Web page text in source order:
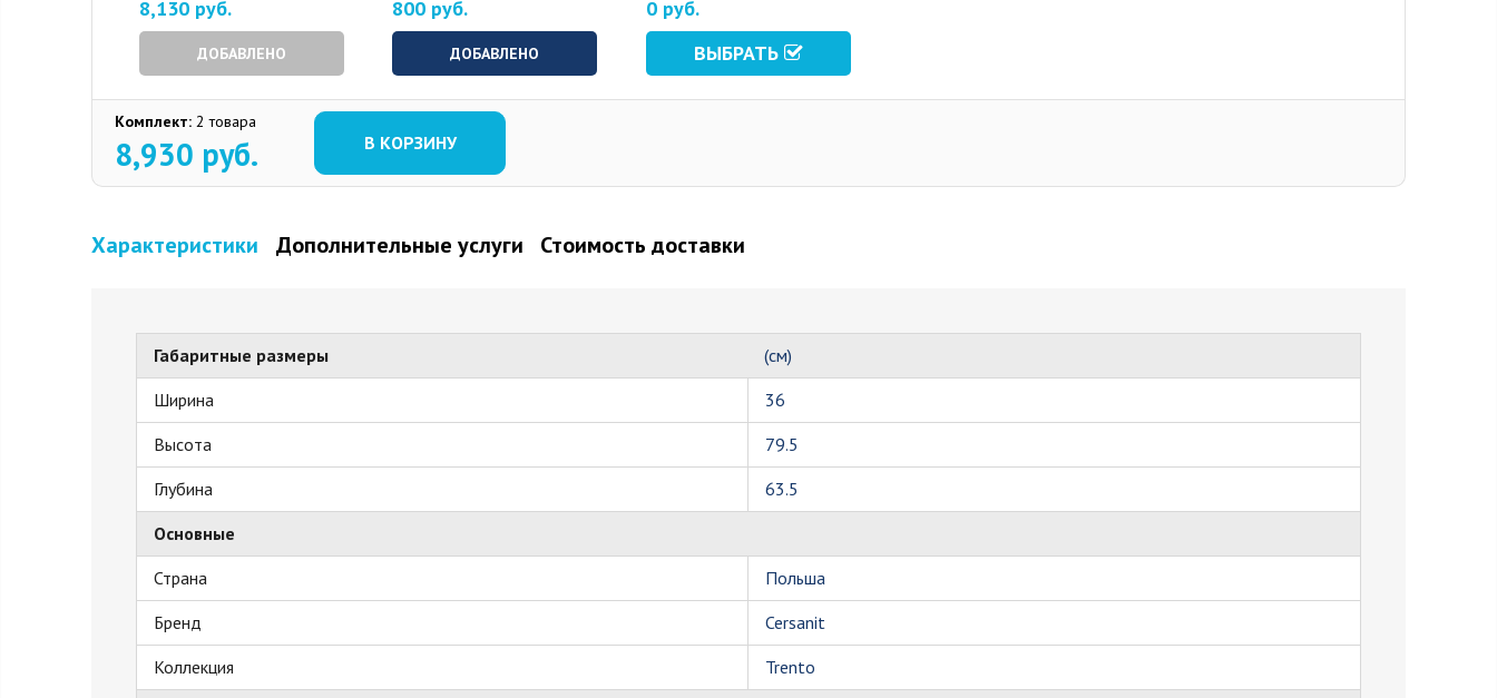
8,130 руб.
ДОБАВЛЕНО
800 руб.
ДОБАВЛЕНО
0 руб.
ВЫБРАТЬ
Комплект: 2 товара
8,930 руб. В КОРЗИНУ
Характеристики Дополнительные услуги Стоимость доставки
Габаритные размеры
(см)
Ширина
36
Высота
79.5
Глубина
63.5
Основные
Страна
Польша
Бренд
Cersanit
Коллекция
Trento